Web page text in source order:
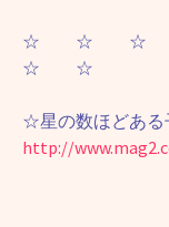
☆ ☆
☆ ☆
☆星の数ほどある
http://